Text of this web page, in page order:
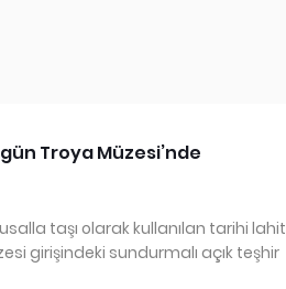
Troya Müzesi’nde
taşı olarak kullanılan tarihi lahit
girişindeki sundurmalı açık teşhir